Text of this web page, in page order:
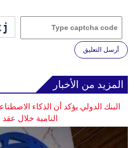
أرسل التعليق
المزيد من الأخبار
البنك الدولي يؤكد أن الذكاء
النامية خلال عقد